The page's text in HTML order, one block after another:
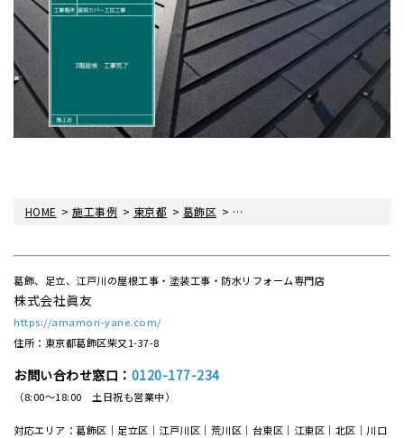
HOME >施工事例 > 東京都 > 葛飾区 > 葛飾区柴又H様邸にて外壁塗装・
葛飾、足立、江戸川の屋根工事・塗装工事・防水リフォーム専門店
株式会社眞友
https://amamori-yane.com/
住所：東京都葛飾区柴又1-37-8
お問い合わせ窓口： 0120-177-234
（8:00～18:00 土日祝も営業中）
対応エリア：葛飾区｜足立区｜江戸川区｜荒川区｜台東区｜江東区｜北区｜川口